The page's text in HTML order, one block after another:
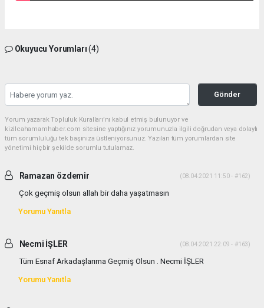
Okuyucu Yorumları(4)
Gönder
Yorum yazarak Topluluk Kuralları’nı kabul etmiş bulunuyor ve
kizilcahamamhaber.com sitesine yaptığınız yorumunuzla ilgili doğrudan veya dolaylı
tüm sorumluluğu tek başınıza üstleniyorsunuz. Yazılan tüm yorumlardan site
yönetimi hiçbir şekilde sorumlu tutulamaz.
Ramazan özdemir (08.04.2021 11:50 - #162)
Çok geçmiş olsun allah bir daha yaşatmasın
Yorumu Yanıtla
Necmi İŞLER (08.04.2021 22:09 - #163)
Tüm Esnaf Arkadaşlarıma Geçmiş Olsun . Necmi İŞLER
Yorumu Yanıtla